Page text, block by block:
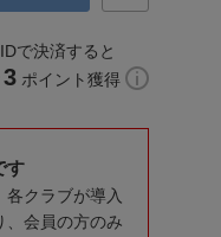
で決済すると
ポイント獲得
す
各クラブが導入
、会員の方のみ